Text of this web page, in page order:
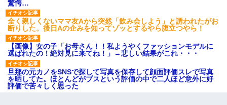
驚愕…
全く親しくないママ友Aから突然「飲み会しよう」と誘われたがお
断りした。後日Aの企みを知ってゾッとするやら腹立つやら！
【画像】女の子「お母さん！！私ようやくファッションモデルに
選ばれたの！絶対見に来てね！」→悲しい結果がこれ・・・
旦那の元カノをSNSで探して写真を保存して顔面評価スレで写真
を晒してた。ほとんどがブスという評価の中で二人ほど意外に好
評価で苦々しく思った